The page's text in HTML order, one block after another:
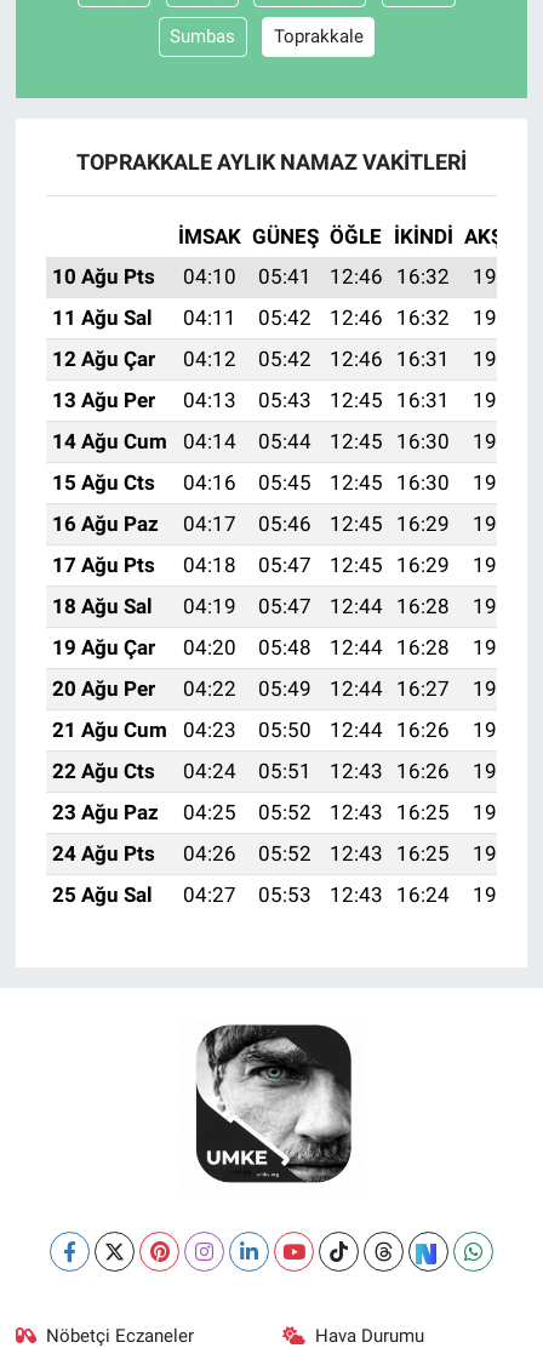
Sumbas Toprakkale
TOPRAKKALE AYLIK NAMAZ VAKITLERI
İMSAK GÜNEŞ ÖĞLE İKINDI AKŞAM
10 Ağu Pts
04:10 05:41 12:46 16:32
19:41
11 Ağu Sal
04:11 05:42 12:46 16:32
19:40
12 Ağu Çar
04:12 05:42 12:46 16:31
19:39
13 Ağu Per
04:13 05:43 12:45 16:31
19:38
14 Ağu Cum
04:14 05:44 12:45 16:30
19:36
15 Ağu Cts
04:16 05:45 12:45 16:30
19:35
16 Ağu Paz
04:17 05:46 12:45 16:29
19:34
17 Ağu Pts
04:18 05:47 12:45 16:29
19:33
18 Ağu Sal
04:19 05:47 12:44 16:28
19:31
19 Ağu Çar
04:20 05:48 12:44 16:28
19:30
20 Ağu Per
04:22 05:49 12:44 16:27
19:29
21 Ağu Cum
04:23 05:50 12:44 16:26
19:28
22 Ağu Cts
04:24 05:51 12:43 16:26
19:26
23 Ağu Paz
04:25 05:52 12:43 16:25
19:25
24 Ağu Pts
04:26 05:52 12:43 16:25
19:24
25 Ağu Sal
04:27 05:53 12:43 16:24 19:22
Nöbetçi Eczaneler Hava Durumu